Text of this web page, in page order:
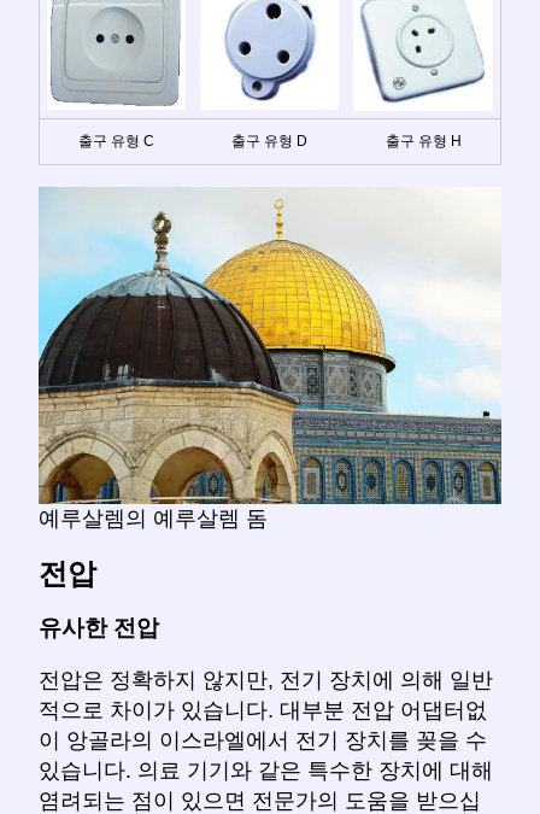
출구 유형 C 출구 유형 D 출구 유형 H
예루살렘의 예루살렘 돔
전압
유사한 전압
전압은 정확하지 않지만, 전기 장치에 의해 일반
적으로 차이가 있습니다. 대부분 전압 어댑터없
이 앙골라의 이스라엘에서 전기 장치를 꽂을 수
있습니다. 의료 기기와 같은 특수한 장치에 대해
염려되는 점이 있으면 전문가의 도움을 받으십